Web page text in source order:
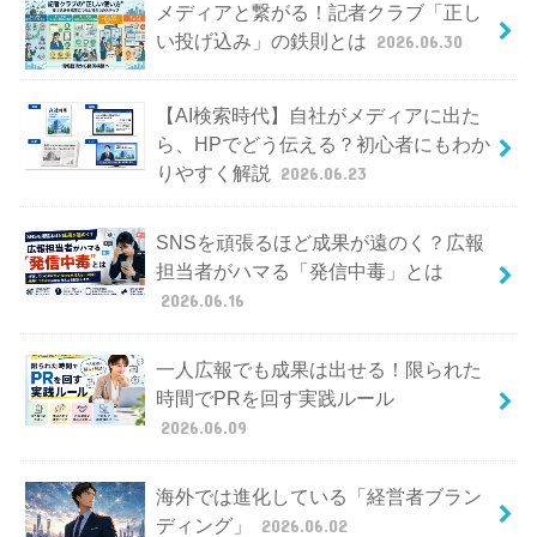
メディアと繋がる！記者クラブ「正し
い投げ込み」の鉄則とは 2026.06.30
【AI検索時代】自社がメディアに出た
ら、HPでどう伝える？初心者にもわか
りやすく解説
2026.06.23
SNSを頑張るほど成果が遠のく？広報
担当者がハマる「発信中毒」とは
2026.06.16
一人広報でも成果は出せる！限られた
時間でPRを回す実践ルール
2026.06.09
海外では進化している「経営者ブラン
ディング」
2026.06.02